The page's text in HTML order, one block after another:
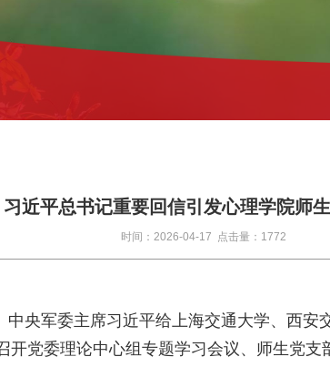
习近平总书记重要回信引发心理学院师
时间：2026-04-17 点击量：1772
央军委主席习近平给上海交通大学、西
党委理论中心组专题学习会议、师生党